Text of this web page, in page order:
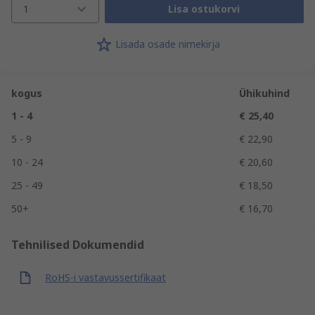
1 Lisa ostukorvi
Lisada osade nimekirja
kogus
Ühikuhind
1 - 4
€ 25,40
5 - 9
€ 22,90
10 - 24
€ 20,60
25 - 49
€ 18,50
50+
€ 16,70
Tehnilised Dokumendid
RoHS-i vastavussertifikaat